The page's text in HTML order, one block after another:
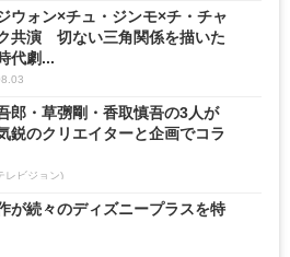
ウォン×チュ・ジンモ×チ・チャ
共演 切ない三角関係を描いた
代劇...
郎・草彅剛・香取慎吾の3人が
鋭のクリエイターと企画でコラ
レビジョン)
が続々のディズニープラスを特